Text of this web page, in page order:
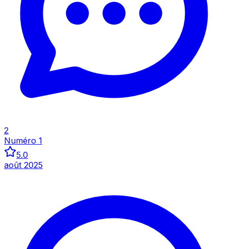
Inspecter
2
Numéro 1
5.0
août 2025